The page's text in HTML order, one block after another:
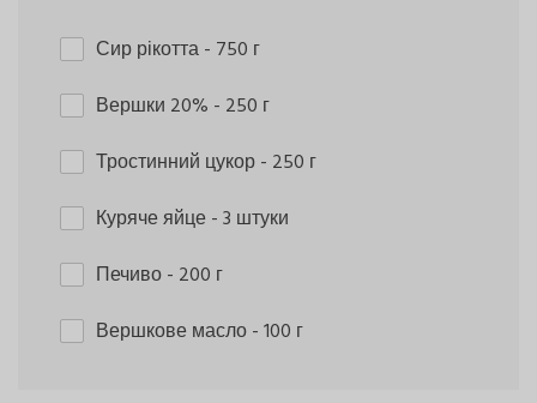
Сир рікотта- 750 г
Вершки 20% - 250 г
Тростинний цукор- 250 г
Куряче яйце- 3 штуки
Печиво- 200 г
Вершкове масло- 100 г